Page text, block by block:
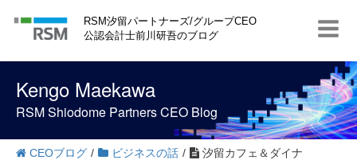
t
RSM汐留パートナーズ/グループCEO
公認会計士前川研吾のブログ
Kengo Maekawa
RSM Shiodome Partners CEO Blog
CEOブログ / ビジネスの話 /
汐留カフェ＆ダイナ